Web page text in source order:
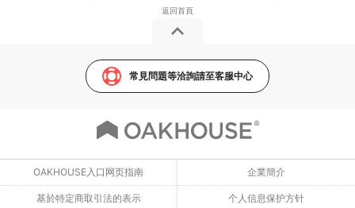
常見問題等洽詢請至客服中心
OAKHOUSE入口网页指南 企業簡介
基於特定商取引法的表示 个人信息保护方针